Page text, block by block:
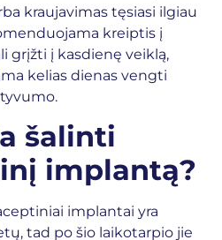
kraujavimas tęsiasi ilgiau
kreiptis į
grįžti į kasdienę veiklą,
kelias dienas vengti
šalinti
implantą?
implantai yra
tad po šio laikotarpio jie